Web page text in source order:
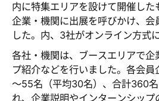
内に特集エリアを設けて開催した
企業・機関に出展を呼びかけ、会
した。内、3社がオンライン方式
各社・機関は、ブースエリアで企
プ紹介などを行いました。各会
～55名（平均30名）、合計360
れ、企業説明やインターンシッ